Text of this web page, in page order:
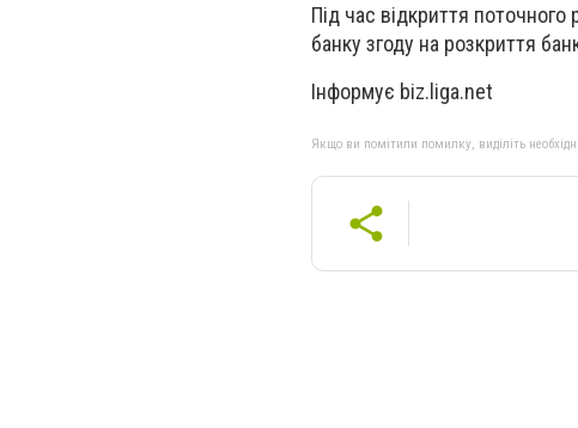
Під час відкриття поточного
банку згоду на розкриття
Інформує biz.liga.net
Якщо ви помітили помилку, виділіть